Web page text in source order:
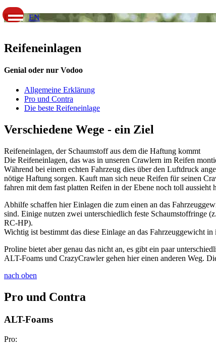
DE |EN
Reifeneinlagen
Genial oder nur Vodoo
Allgemeine Erklärung
Pro und Contra
Die beste Reifeneinlage
Verschiedene Wege - ein Ziel
Reifeneinlagen, der Schaumstoff aus dem die Haftung kommt
Die Reifeneinlagen, das was in unseren Crawlern im Reifen
Während bei einem echten Fahrzeug dies über den Luftdruck
nötige Haftung sorgen. Kauft man sich neue Reifen für seinen
fahren mit dem fast platten Reifen in der Ebene noch toll
Abhilfe schaffen hier Einlagen die zum einen an das
sind. Einige nutzen zwei unterschiedlich feste Schaumstoffringe
RC-HP).
Wichtig ist bestimmt das diese Einlage an das Fahrzeuggewicht
Proline bietet aber genau das nicht an, es gibt ein paar
ALT-Foams und CrazyCrawler gehen hier einen anderen Weg.
nach oben
Pro und Contra
ALT-Foams
Pro: